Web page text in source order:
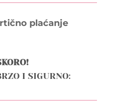
plaćanje
I SIGURNO: